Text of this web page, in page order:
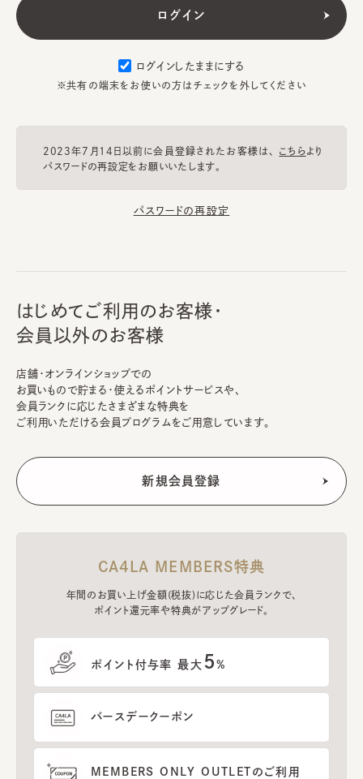
ログインしたままにする
※共有の端末をお使いの方はチェックを外してください
2023年7月14日以前に会員登録されたお客様は、 こちらより
パスワードの再設定をお願いいたします。
パスワードの再設定
はじめてご利用のお客様・
会員以外のお客様
店舗・オンラインショップでの
お買いもので貯まる・使えるポイントサービスや、
会員ランクに応じたさまざまな特典を
ご利用いただける会員プログラムをご用意しています。
CA4LA MEMBERS特典
年間のお買い上げ金額(税抜)に応じた会員ランクで、
ポイント還元率や特典がアップグレード。
ポイント付与率 最大 5%
バースデークーポン
MEMBERS ONLY OUTLETのご利用